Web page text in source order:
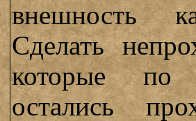
внешность
Сделать
которые по
остались